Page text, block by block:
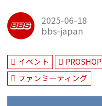
2025-06-18
bbs-japan
イベント PROSHOP
ファンミーティング